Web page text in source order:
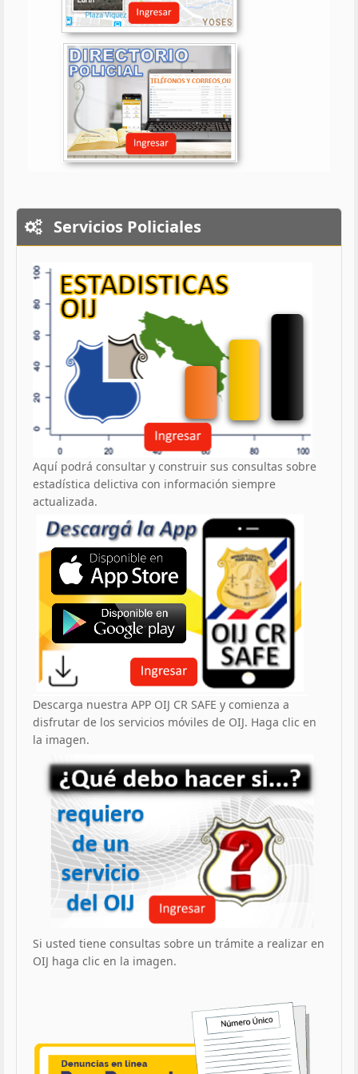
Servicios Policiales
Aquí podrá consultar y construir sus consultas sobre
estadística delictiva con información siempre
actualizada.
Descarga nuestra APP OIJ CR SAFE y comienza a
disfrutar de los servicios móviles de OIJ. Haga clic en
la imagen.
Si usted tiene consultas sobre un trámite a realizar en
OIJ haga clic en la imagen.